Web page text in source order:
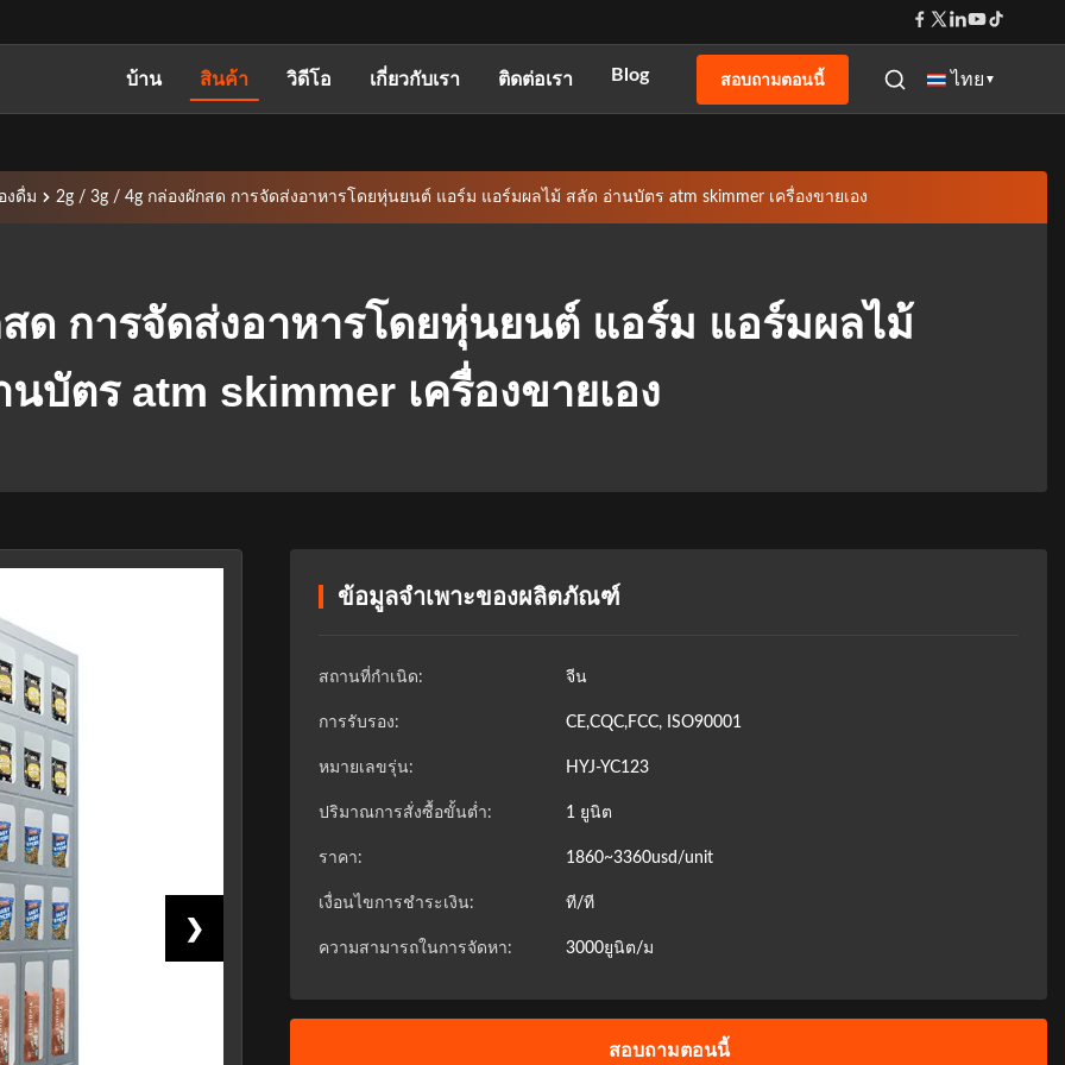
บ้าน สินค้า วิดีโอ เกี่ยวกับเรา ติดต่อเรา Blog สอบถามตอนนี้ ไทย ▼
งดื่ม 2g / 3g / 4g กล่องผักสด การจัดส่งอาหารโดยหุ่นยนต์ แอร์ม แอร์มผลไม้ สลัด อ่านบัตร atm skimmer เครื่องขายเอง
ด การจัดส่งอาหารโดยหุ่นยนต์ แอร์ม แอร์มผลไม้
บัตร atm skimmer เครื่องขายเอง
❯
ข้อมูลจำเพาะของผลิตภัณฑ์
สถานที่กำเนิด: จีน
การรับรอง: CE,CQC,FCC, ISO90001
หมายเลขรุ่น: HYJ-YC123
ปริมาณการสั่งซื้อขั้นต่ำ: 1 ยูนิต
ราคา: 1860~3360usd/unit
เงื่อนไขการชำระเงิน: ที/ที
ความสามารถในการจัดหา: 3000ยูนิต/ม
สอบถามตอนนี้